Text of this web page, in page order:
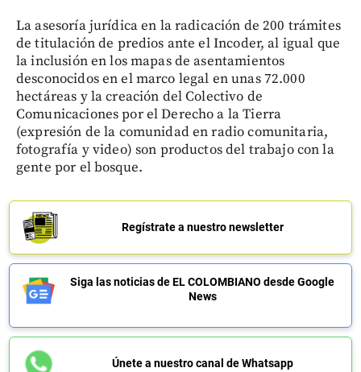
La asesoría jurídica en la radicación de 200 trámites
de titulación de predios ante el Incoder, al igual que
la inclusión en los mapas de asentamientos
desconocidos en el marco legal en unas 72.000
hectáreas y la creación del Colectivo de
Comunicaciones por el Derecho a la Tierra
(expresión de la comunidad en radio comunitaria,
fotografía y video) son productos del trabajo con la
gente por el bosque.
Regístrate a nuestro newsletter
Siga las noticias de EL COLOMBIANO desde Google
News
Únete a nuestro canal de Whatsapp